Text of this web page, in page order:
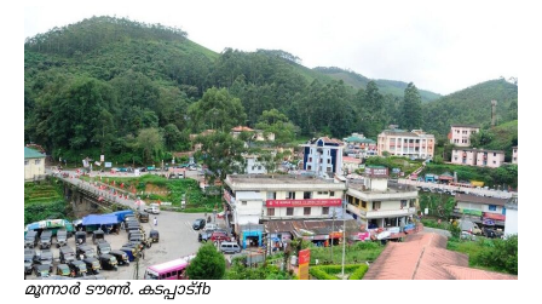
മൂന്നാർ ടൗൺ. കടപ്പാട്:fb